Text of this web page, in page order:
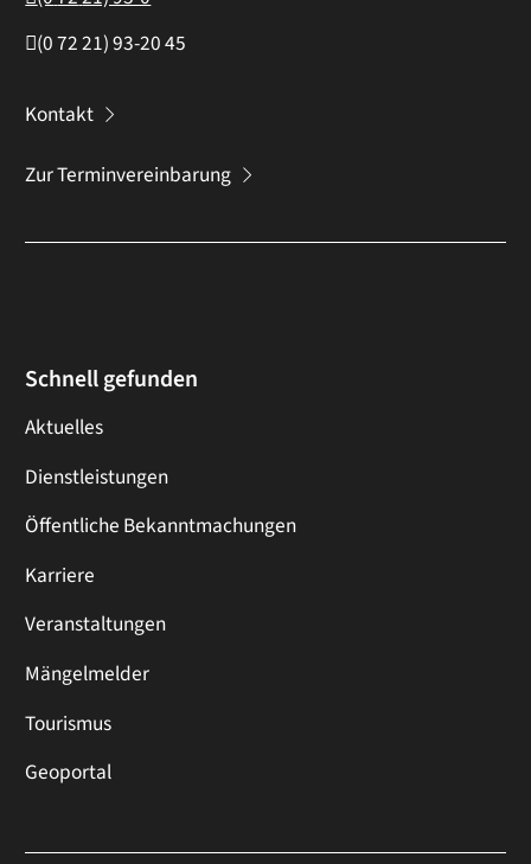
(07221) 93-2045
Kontakt
Zur Terminvereinbarung
Schnell gefunden
Aktuelles
Dienstleistungen
Öffentliche Bekanntmachungen
Karriere
Veranstaltungen
Mängelmelder
Tourismus
Geoportal